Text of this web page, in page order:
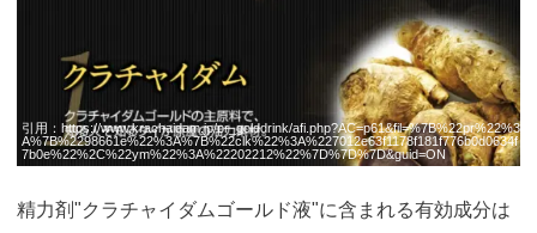
引用： https://www.krachaidam.jp/pr_golddrink/afi.php?AC=p61&fil=%7B%22pr%22%3
A%7B%2298661e%22%3A%7B%22clk%22%3A%227012e63f1178f181f776b0d0634f
7b0e%22%2C%22ym%22%3A%22202212%22%7D%7D%7D&guid=ON
精力剤"クラチャイダムゴールド液"に含まれる有効成分は